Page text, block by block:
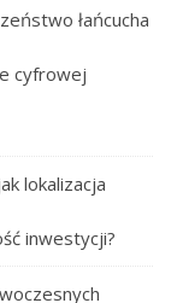
łańcucha
cyfrowej
lokalizacja
inwestycji?